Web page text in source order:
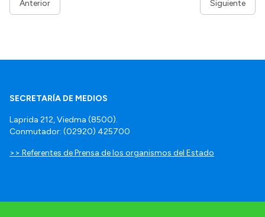
Anterior Siguiente
SECRETARÍA DE MEDIOS
Laprida 212, Viedma (8500).
Conmutador: (02920) 425700
>> Referentes de Prensa de los organismos del Estado